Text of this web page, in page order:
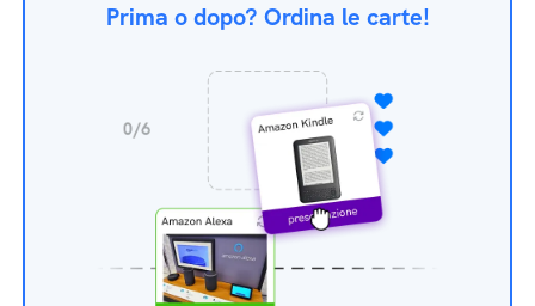
Prima o dopo? Ordina le carte!